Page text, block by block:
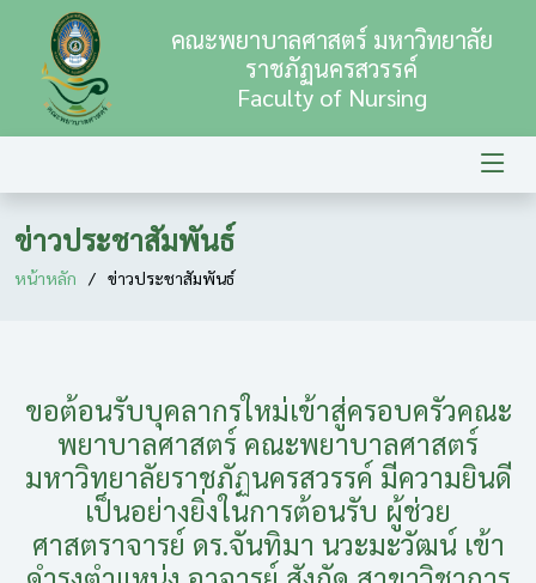
คณะพยาบาลศาสตร์ มหาวิทยาลัย
ราชภัฏนครสวรรค์
Faculty of Nursing
ข่าวประชาสัมพันธ์
หน้าหลัก ข่าวประชาสัมพันธ์
ขอต้อนรับบุคลากรใหม่เข้าสู่ครอบครัวคณะ
พยาบาลศาสตร์ คณะพยาบาลศาสตร์
มหาวิทยาลัยราชภัฏนครสวรรค์ มีความยินดี
เป็นอย่างยิ่งในการต้อนรับ ผู้ช่วย
ศาสตราจารย์ ดร.จันทิมา นวะมะวัฒน์ เข้า